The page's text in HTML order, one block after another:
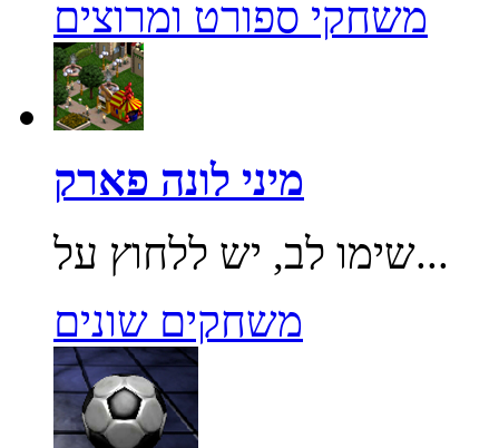
משחקי ספורט ומרוצים
מיני לונה פארק
שימו לב, יש ללחוץ על...
משחקים שונים